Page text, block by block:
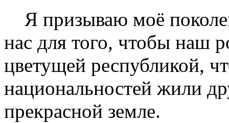
Я призываю моё
нас для того, чтобы наш
цветущей республикой,
национальностей жили
прекрасной земле.